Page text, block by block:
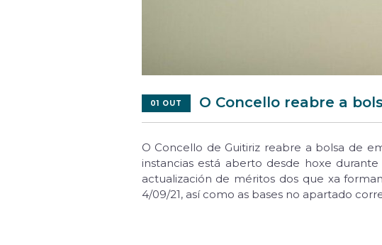
01 OUT O Concello reabre a
O Concello de Guitiriz reabre a bolsa de
instancias está aberto desde hoxe
actualización de méritos dos que xa
4/09/21, así como as bases no apartado